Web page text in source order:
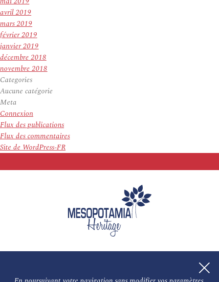
avril 2019
mars 2019
février 2019
janvier 2019
décembre 2018
novembre 2018
Categories
Aucune catégorie
Meta
Connexion
Flux des publications
Flux des commentaires
Site de WordPress-FR